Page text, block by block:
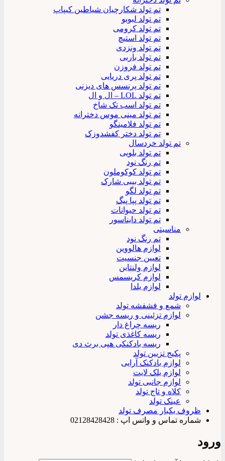
تم تولد شکارچیان شیاطین کیپاپ
تم تولد لبوبو
تم تولد کرومی
تم تولد استیچ
تم تولد ونزدی
تم تولد باربی
تم تولد فروزن
تم تولد پری دریایی
تم تولد پرنسس های دیزنی
تم تولد LOL – ال و ال
تم تولد اسب تک شاخ
تم تولد مینی موس دخترانه
تم تولد فلامینگو
تم تولد دختر کفشدوزک
تم تولد خردسال
تم تولد بلویی
تم رنگ نود
تم تولد کوکوملون
تم تولد بیبی شارک
تم تولد لگو
تم تولد پپا پیگ
تم تولد حیوانات
تم تولد دایناسور
مناسبتی
تم رنگ نود
لوازم هالووین
تعیین جنسیت
لوازم ولنتاین
لوازم کریسمس
لوازم یلدا
لوازم تولد
شمع و فشفشه تولد
لوازم تزئینی و ریسه جشن
ریسه چراغ دار
ریسه کاغذی تولد
ریسه بادکنکی هپی برث دی
پکیج تزیین تولد
لوازم بادکنک آرایی
لوازم بلک لایت
لوازم جانبی تولد
کلاه و تاج تولد
عینک تولد
ظروف یکبار مصرف تولد
شماره تماس و واتس اپ : 02128428428
ورود